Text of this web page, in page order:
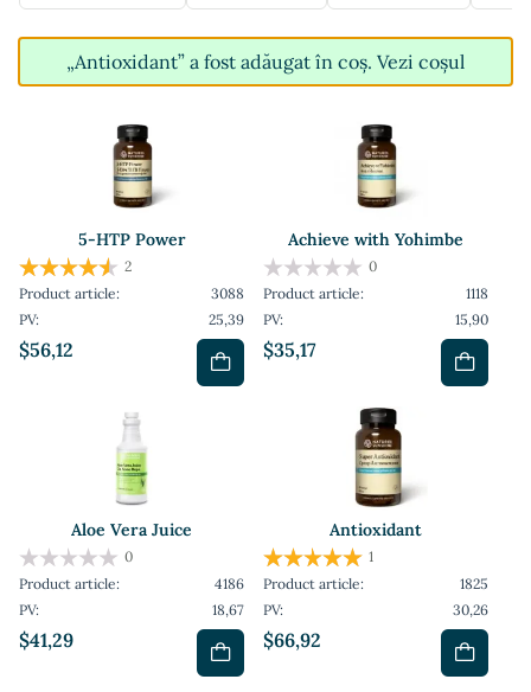
„Antioxidant” a fost adăugat în coș. Vezi coșul
5-HTP Power
$56,12
2
Product article:
3088
PV:
25,39
Achieve with Yohimbe
$35,17
0
Product article:
1118
PV:
15,90
Aloe Vera Juice
$41,29
0
Product article:
4186
PV:
18,67
Antioxidant
$66,92
1
Product article:
1825
PV:
30,26